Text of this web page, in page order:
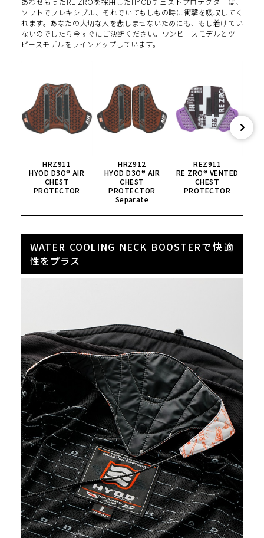
ソフトでフレキシブル、それでいてもしもの時に衝撃を吸収してく
れます。あなたの大切な人を悲しませないためにも、もし着けてい
ないのでしたら今すぐにご決断ください。ワンピースモデルとツー
ピースモデルをラインアップしています。
HRZ911
HYOD D3O® AIR
CHEST
PROTECTOR
HRZ912
HYOD D3O® AIR
CHEST
PROTECTOR
Separate
REZ911
RE ZRO® VENTED
CHEST
PROTECTOR
WATER COOLING NECK BOOSTERで快適
性をプラス